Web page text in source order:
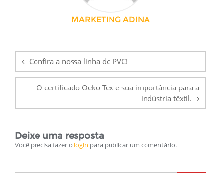
MARKETING ADINA
de
PostConfira a nossa linha de PVC!
O certificado Oeko Tex e sua importância para a
indústria têxtil.
Deixe uma resposta
Você precisa fazer o login para publicar um comentário.